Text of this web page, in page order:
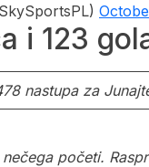
i 123
nastupa za
početi.